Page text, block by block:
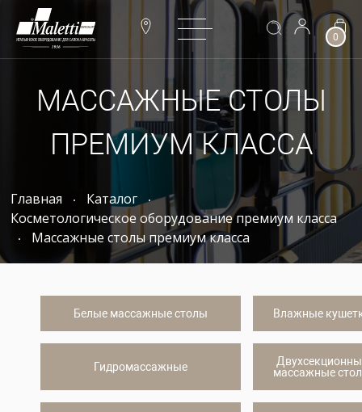
0
МАССАЖНЫЕ СТОЛЫ
ПРЕМИУМ КЛАССА
Главная
Каталог
Косметологическое оборудование премиум класса
Массажные столы премиум класса
Белые массажные столы Влажные
Гидромассажные
массажные